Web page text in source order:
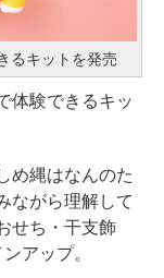
るキットを発売
体験できるキッ
め縄はなんのた
ながら理解して
せち・干支飾
アップ。